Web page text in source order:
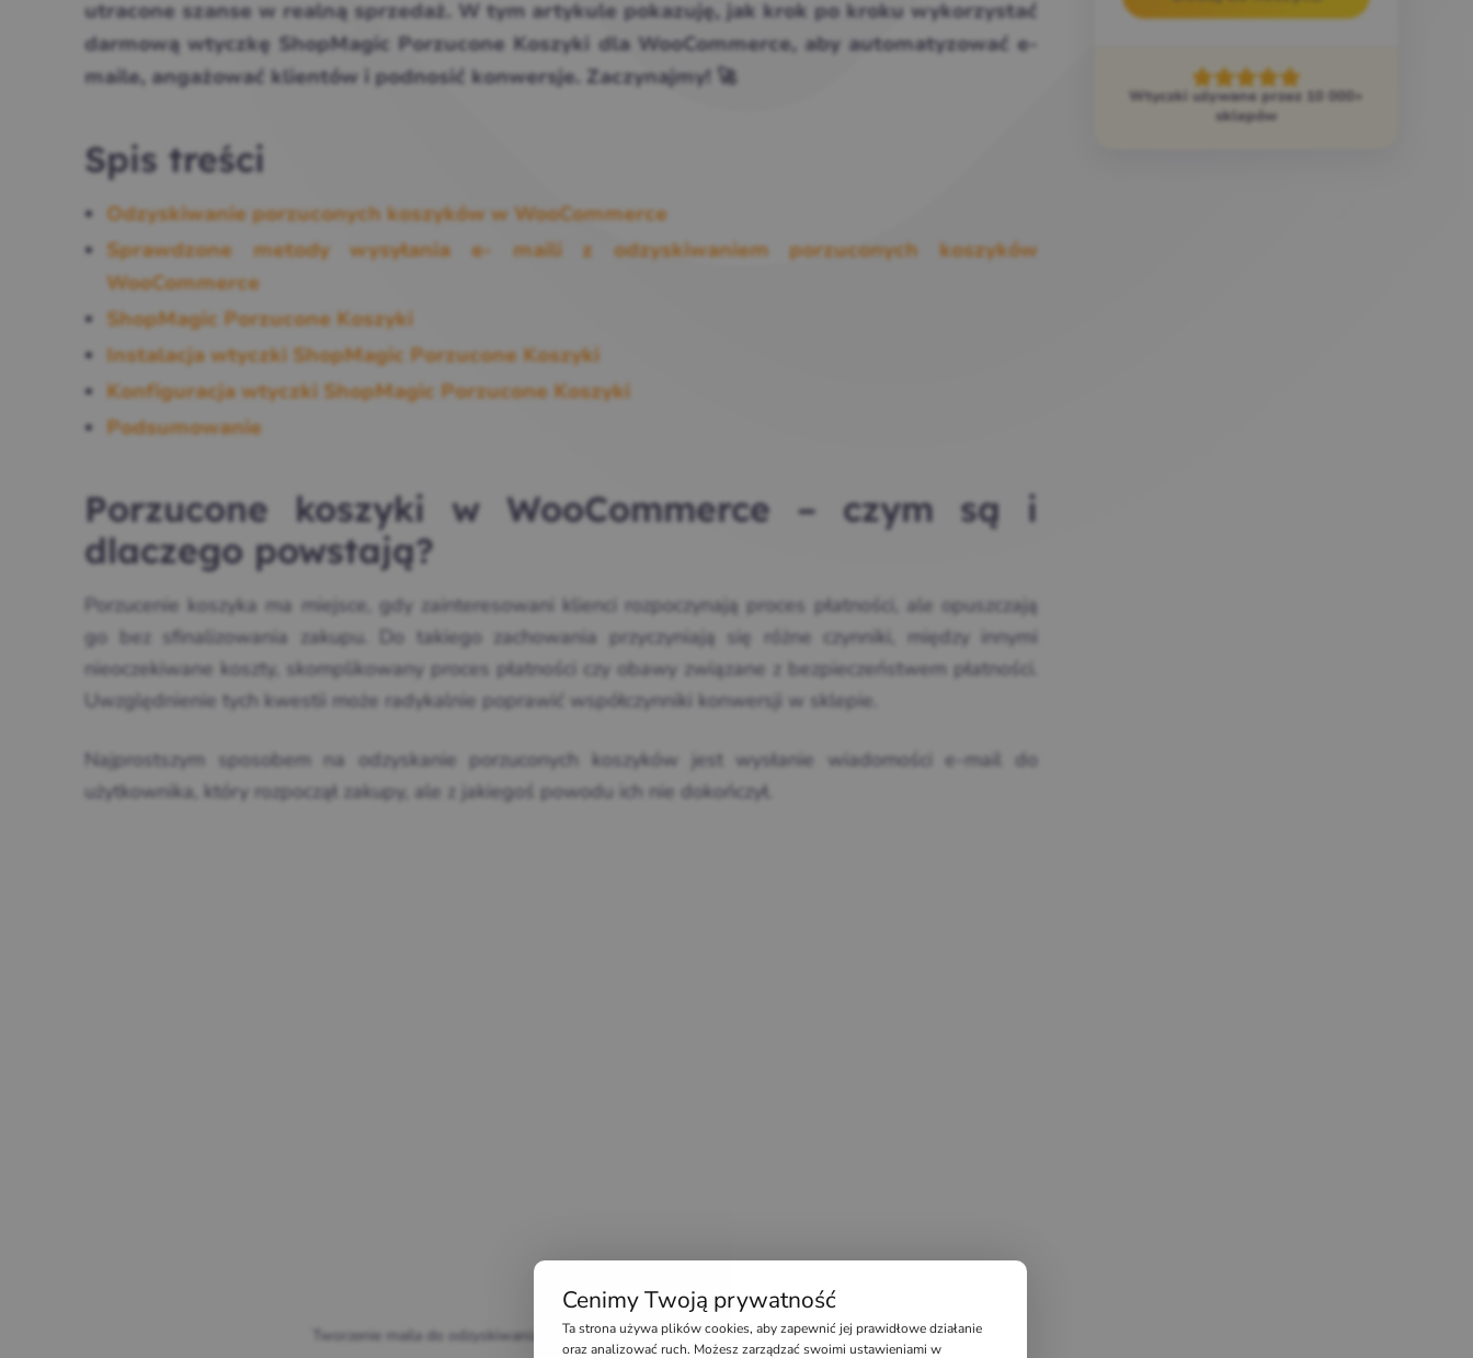
utracone szanse w realną sprzedaż. W tym artykule pokazuję, jak krok po kroku wykorzystać
darmową wtyczkę ShopMagic Porzucone Koszyki dla WooCommerce, aby automatyzować e-
maile, angażować klientów i podnosić konwersje. Zaczynajmy! 🚀
Spis treści
Odzyskiwanie porzuconych koszyków w WooCommerce
Sprawdzone metody wysyłania e- maili z odzyskiwaniem porzuconych koszyków
WooCommerce
ShopMagic Porzucone Koszyki
Instalacja wtyczki ShopMagic Porzucone Koszyki
Konfiguracja wtyczki ShopMagic Porzucone Koszyki
Podsumowanie
Porzucone koszyki w WooCommerce – czym są i
dlaczego powstają?
Porzucenie koszyka ma miejsce, gdy zainteresowani klienci rozpoczynają proces płatności, ale opuszczają
go bez sfinalizowania zakupu. Do takiego zachowania przyczyniają się różne czynniki, między innymi
nieoczekiwane koszty, skomplikowany proces płatności czy obawy związane z bezpieczeństwem płatności.
Uwzględnienie tych kwestii może radykalnie poprawić współczynniki konwersji w sklepie.
Najprostszym sposobem na odzyskanie porzuconych koszyków jest wysłanie wiadomości e-mail do
użytkownika, który rozpoczął zakupy, ale z jakiegoś powodu ich nie dokończył.
Tworzenie maila do odzyskiwania porzuconych koszyków WooCommerce
Wtyczki używane przez 10 000+
sklepów
Cenimy Twoją prywatność
Ta strona używa plików cookies, aby zapewnić jej prawidłowe działanie
oraz analizować ruch. Możesz zarządzać swoimi ustawieniami w